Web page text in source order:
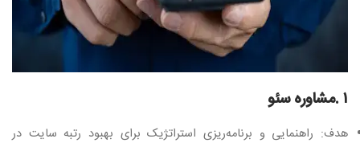
۱ .مشاوره سئو
هدف: راهنمایی و برنامه‌ریزی استراتژیک برای بهبود رتبه سایت در